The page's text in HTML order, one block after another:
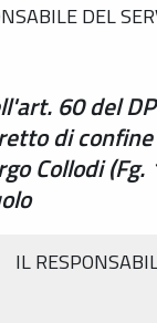
DEL
60 del
di
Collodi
IL